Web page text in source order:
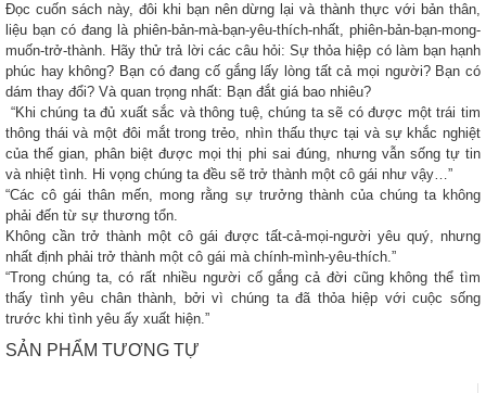
Đọc cuốn sách này, đôi khi bạn nên dừng lại và thành thực với bản thân,
liệu bạn có đang là phiên-bản-mà-bạn-yêu-thích-nhất, phiên-bản-bạn-mong-
muốn-trở-thành. Hãy thử trả lời các câu hỏi: Sự thỏa hiệp có làm bạn hạnh
phúc hay không? Bạn có đang cố gắng lấy lòng tất cả mọi người? Bạn có
dám thay đổi? Và quan trọng nhất: Bạn đắt giá bao nhiêu?
“Khi chúng ta đủ xuất sắc và thông tuệ, chúng ta sẽ có được một trái tim
thông thái và một đôi mắt trong trẻo, nhìn thấu thực tại và sự khắc nghiệt
của thế gian, phân biệt được mọi thị phi sai đúng, nhưng vẫn sống tự tin
và nhiệt tình. Hi vọng chúng ta đều sẽ trở thành một cô gái như vậy…”
“Các cô gái thân mến, mong rằng sự trưởng thành của chúng ta không
phải đến từ sự thương tổn.
Không cần trở thành một cô gái được tất-cả-mọi-người yêu quý, nhưng
nhất định phải trở thành một cô gái mà chính-mình-yêu-thích.”
“Trong chúng ta, có rất nhiều người cố gắng cả đời cũng không thể tìm
thấy tình yêu chân thành, bởi vì chúng ta đã thỏa hiệp với cuộc sống
trước khi tình yêu ấy xuất hiện.”
SẢN PHẨM TƯƠNG TỰ